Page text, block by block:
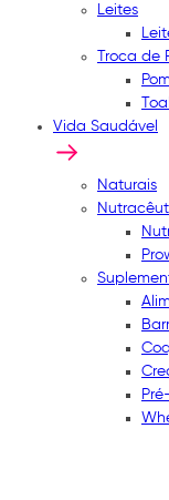
Leites
Troca de
Vida Saudável
Naturais